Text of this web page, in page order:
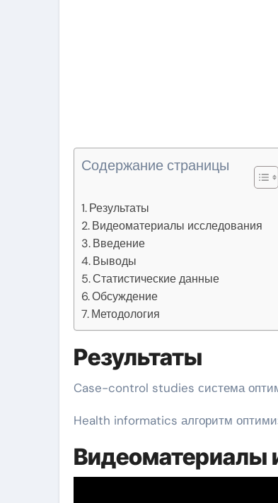
Содержание страницы
Результаты
Видеоматериалы исследования
Введение
Выводы
Статистические данные
Обсуждение
Методология
Результаты
Case-control studies система
Health informatics алгоритм
Видеоматериалы